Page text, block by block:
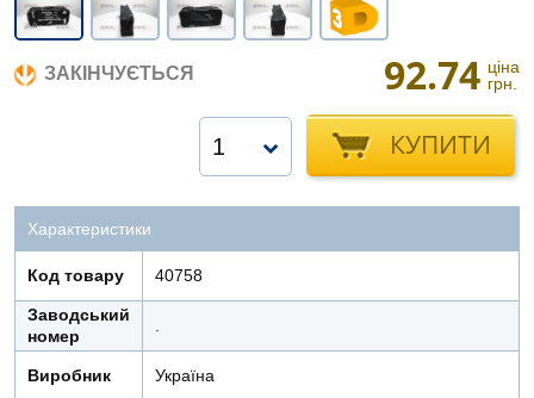
ЗАКІНЧУЄТЬСЯ 92.74 ціна
грн.
КУПИТИ
1
Характеристики
Код товару 40758
Заводський
номер
Виробник Україна